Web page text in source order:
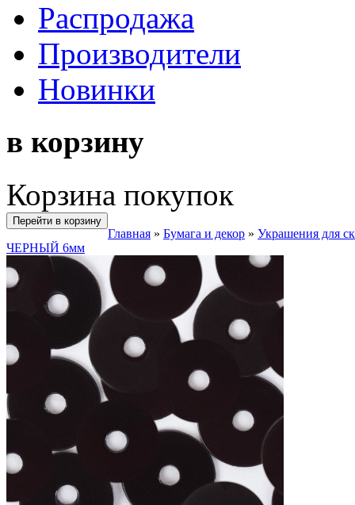
Распродажа
Производители
Новинки
в корзину
Корзина покупок
Перейти в корзину
Главная » Бумага и декор » Украшения для
ЧЕРНЫЙ 6мм